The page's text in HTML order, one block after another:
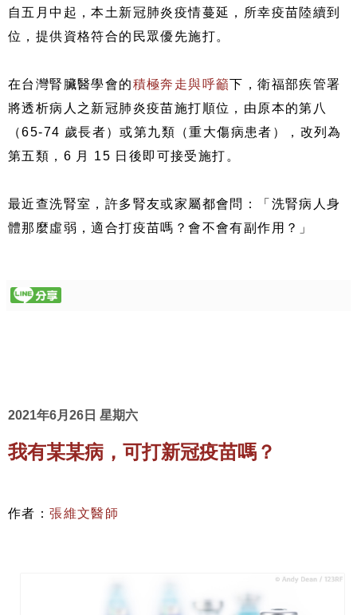
自五月中起，本土新冠肺炎疫情蔓延，所幸疫苗陸續到
位，提供資格符合的民眾優先施打。
在台灣腎臟醫學會的積極奔走與呼籲下，衛福部疾管署
將透析病人之新冠肺炎疫苗施打順位，由原本的第八
（65-74 歲長者）或第九類（重大傷病患者），改列為
第五類，6 月 15 日後即可接受施打。
最近查洗腎室，許多腎友或家屬都會問：「洗腎病人身
體那麼虛弱，適合打疫苗嗎？會不會有副作用？」
2021年6月26日 星期六
我有某某病，可打新冠疫苗嗎？
作者：張維文醫師